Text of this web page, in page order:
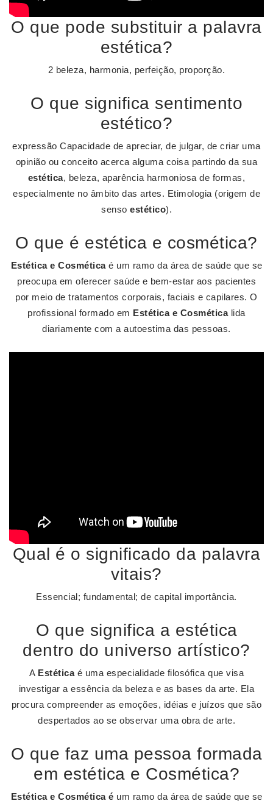
O que pode substituir a palavra
estética?
2 beleza, harmonia, perfeição, proporção.
O que significa sentimento
estético?
expressão Capacidade de apreciar, de julgar, de criar uma
opinião ou conceito acerca alguma coisa partindo da sua
estética, beleza, aparência harmoniosa de formas,
especialmente no âmbito das artes. Etimologia (origem de
senso estético).
O que é estética e cosmética?
Estética e Cosméticaé um ramo da área de saúde que se
preocupa em oferecer saúde e bem-estar aos pacientes
por meio de tratamentos corporais, faciais e capilares. O
profissional formado em Estética e Cosméticalida
diariamente com a autoestima das pessoas.
Qual é o significado da palavra
vitais?
Essencial; fundamental; de capital importância.
O que significa a estética
dentro do universo artístico?
A Estéticaé uma especialidade filosófica que visa
investigar a essência da beleza e as bases da arte. Ela
procura compreender as emoções, idéias e juízos que são
despertados ao se observar uma obra de arte.
O que faz uma pessoa formada
em estética e Cosmética?
Estética e Cosmética é um ramo da área de saúde que se